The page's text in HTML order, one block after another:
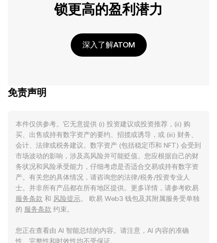
锁更高的盈利潜力
深入了解ATOM
免责声明
本件仅供参考。它无意提供 (i) 投资建议或投资推荐，(ii) 购
买、出售或持有数字资产的要约、招揽或诱导，或 (iii) 财务、
会计、法律或税务建议。数字资产 (包括稳定币和 NFT) 会受到
市场波动的影响，涉及高风险并可能贬值。您应根据自己的财
务状况和风险承受能力，仔细考虑是否适合交易或持有数字资
产。有关您的具体情况，请咨询您的法律/税务/投资专业人
士。并非所有产品都在所有地区提供。更多详情，请参考欧易
服务条款 和 风险提示。 欧易 Web3 钱包及其附属服务受单独
的 服务条款 约束。
您正在查看由 AI 智能总结的内容。请注意，AI 内容的准确
性、完整性和时效性均不受保证。